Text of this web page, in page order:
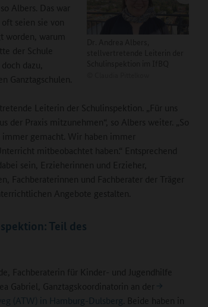
Albers. Das war
seien sie von
worden, warum
der Schule
dazu,
Ganztagschulen.
Leiterin der Schulinspektion. „Für uns
der Praxis mitzunehmen“, so Albers weiter. „So
gemacht. Wir haben immer
mitbeobachtet haben.“ Entsprechend
sein, Erzieherinnen und Erzieher,
Fachberaterinnen und Fachberater der Träger
Angebote gestalten.
Teil des
Fachberaterin für Kinder- und Jugendhilfe
Gabriel, Ganztagskoordinatorin an der
(ATW) in Hamburg-Dulsberg . Beide haben in